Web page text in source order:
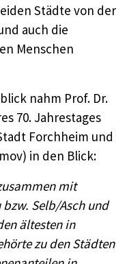
Städte von der
auch die
Menschen
nahm Prof. Dr.
70. Jahrestages
Forchheim und
in den Blick:
mit
Selb/Asch und
ältesten in
zu den Städten